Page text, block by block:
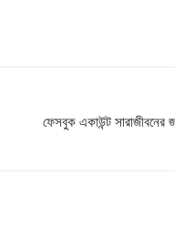
ফেসবুক একাউন্ট